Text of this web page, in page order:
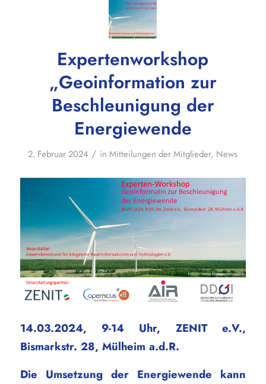
Expertenworkshop
„Geoinformation zur
Beschleunigung der
Energiewende
2. Februar 2024 / inMitteilungen der Mitglieder, News
14.03.2024, 9-14 Uhr, ZENIT e.V.,
Bismarkstr. 28, Mülheim a.d.R.
Die Umsetzung der Energiewende kann